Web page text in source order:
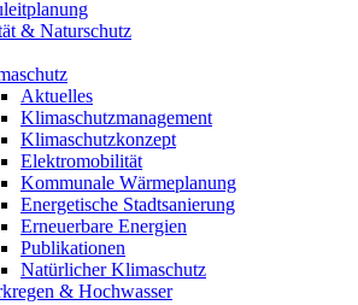
& Naturschutz
Aktuelles
Klimaschutzmanagement
Klimaschutzkonzept
Elektromobilität
Kommunale Wärmeplanung
Energetische Stadtsanierung
Erneuerbare Energien
Publikationen
Natürlicher Klimaschutz
& Hochwasser